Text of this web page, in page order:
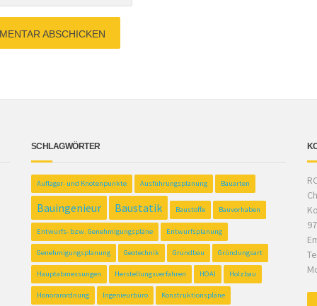
SCHLAGWÖRTER
Auflager- und Knotenpunkte Ausführungsplanung Bauarten
Bauingenieur Baustatik Baustoffe Bauvorhaben
Entwurfs- bzw. Genehmigungspläne Entwurfsplanung
Genehmigungsplanung Geotechnik Grundbau Gründungsart
Hauptabmessungen Herstellungsverfahren HOAI Holzbau
Honorarordnung Ingenieurbüro Konstruktionspläne